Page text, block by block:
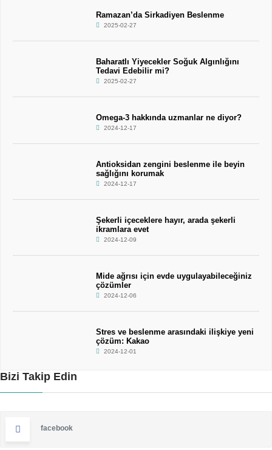
Ramazan’da Sirkadiyen Beslenme
2025-02-27
Baharatlı Yiyecekler Soğuk Algınlığını
Tedavi Edebilir mi?
2025-02-27
Omega-3 hakkında uzmanlar ne diyor?
2024-12-17
Antioksidan zengini beslenme ile beyin
sağlığını korumak
2024-12-17
Şekerli içeceklere hayır, arada şekerli
ikramlara evet
2024-12-09
Mide ağrısı için evde uygulayabileceğiniz
çözümler
2024-12-06
Stres ve beslenme arasındaki ilişkiye yeni
çözüm: Kakao
2024-12-01
Bizi Takip Edin
facebook